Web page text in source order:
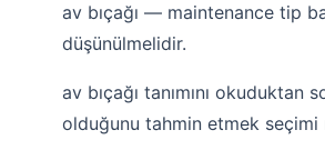
av bıçağı — maintenance tip
düşünülmelidir.
av bıçağı tanımını okuduktan
olduğunu tahmin etmek seçimi